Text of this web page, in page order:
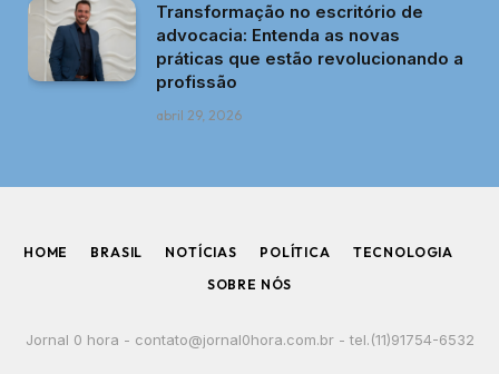
Transformação no escritório de
advocacia: Entenda as novas
práticas que estão revolucionando a
profissão
abril 29, 2026
HOME BRASIL NOTÍCIAS POLÍTICA
TECNOLOGIA
SOBRE NÓS
Jornal 0 hora - contato@jornal0hora.com.br- tel.(11)91754-6532